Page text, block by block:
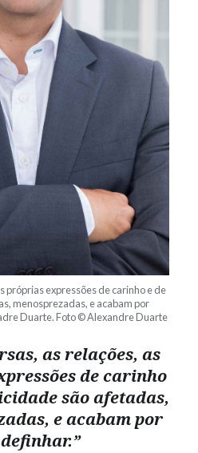
próprias expressões de carinho e de
menosprezadas, e acabam por
Duarte. Foto © Alexandre Duarte
as relações, as
de carinho
são afetadas,
e acabam por
definhar.”